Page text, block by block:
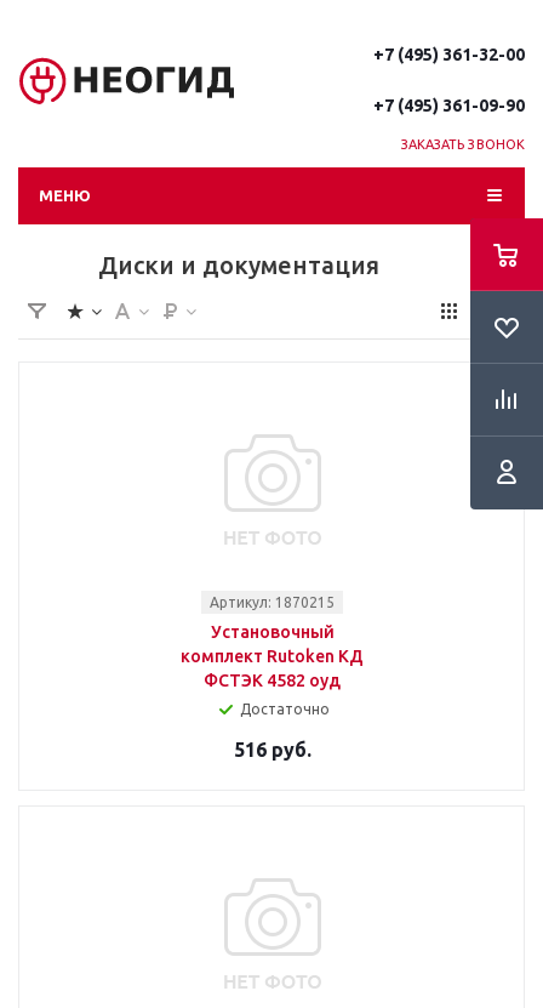
+7 (495) 361-32-00
+7 (495) 361-09-90
ЗАКАЗАТЬ ЗВОНОК
МЕНЮ
Диски и документация
Артикул: 1870215
Установочный
комплект Rutoken КД
ФСТЭК 4582 оуд
Достаточно
516 руб.